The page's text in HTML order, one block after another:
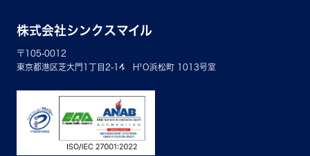
株式会社シンクスマイル
〒105-0012
東京都港区芝大門1丁目2-14 H¹O浜松町 1013号室